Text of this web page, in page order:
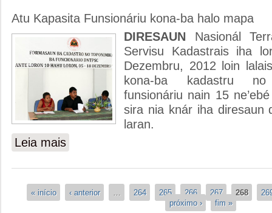
Atu Kapasita Funsionáriu kona-ba halo mapa
DIRESAUN Nasionál
Servisu Kadastrais iha
Dezembru, 2012 loin
kona-ba kadastru
funsionáriu nain 15
sira nia knár iha diresaun
laran.
Leia mais
Páginas
« início ‹ anterior 264 265 266 267 268
próximo ›
fim »